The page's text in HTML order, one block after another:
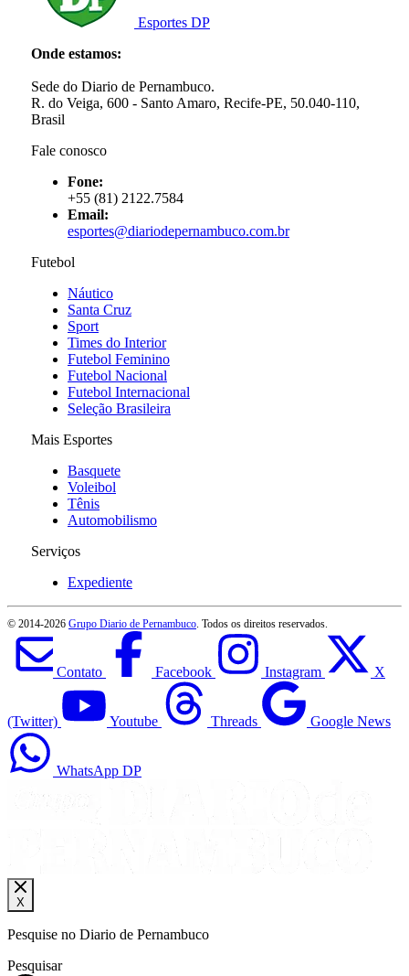
Esportes DP
Onde estamos:
Sede do Diario de Pernambuco.
R. do Veiga, 600 - Santo Amaro, Recife-PE, 50.040-110,
Brasil
Fale conosco
Fone:
+55 (81) 2122.7584
Email:
esportes@diariodepernambuco.com.br
Futebol
Náutico
Santa Cruz
Sport
Times do Interior
Futebol Feminino
Futebol Nacional
Futebol Internacional
Seleção Brasileira
Mais Esportes
Basquete
Voleibol
Tênis
Automobilismo
Serviços
Expediente
© 2014-2026 Grupo Diario de Pernambuco . Todos os direitos reservados.
Contato Facebook Instagram X
(Twitter) Youtube Threads Google News
WhatsApp DP
X
Pesquise no Diario de Pernambuco
Pesquisar